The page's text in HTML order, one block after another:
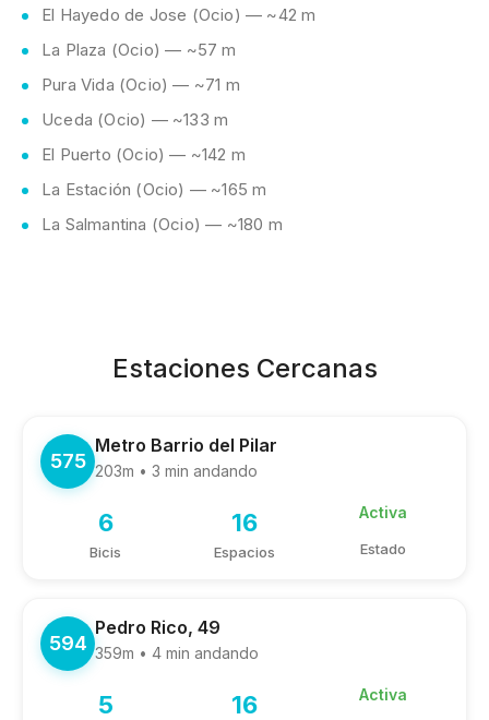
El Hayedo de Jose (Ocio) — ~42 m
La Plaza (Ocio) — ~57 m
Pura Vida (Ocio) — ~71 m
Uceda (Ocio) — ~133 m
El Puerto (Ocio) — ~142 m
La Estación (Ocio) — ~165 m
La Salmantina (Ocio) — ~180 m
Estaciones Cercanas
575
Metro Barrio del Pilar
203m • 3 min andando
6
Bicis
16
Espacios
Activa
Estado
594
Pedro Rico, 49
359m • 4 min andando
5 16 Activa